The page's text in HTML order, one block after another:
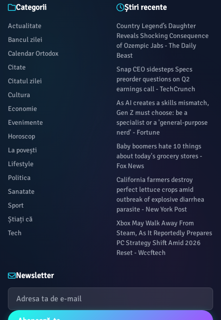
Categorii
Actualitate
Bancul zilei
Calendar Ortodox
Citate
Citatul zilei
Cultura
Economie
Evenimente
Horoscop
La povești
Lifestyle
Politica
Sanatate
Sport
Știați că
Tech
Știri recente
Country Legend’s Daughter
Reveals Shocking Consequence
of Ozempic Jabs - The Daily
Beast
Snap CEO sidesteps Specs
preorder questions on Q2
earnings call - TechCrunch
As AI creates a skills mismatch,
Gen Z must choose: be a
specialist or a 'general-purpose
nerd' - Fortune
Baby boomers hate 10 things
about today's grocery stores -
Fox News
California farmers destroy
perfect lettuce crops amid
outbreak of explosive diarrhea
parasite - New York Post
Xbox May Walk Away From
Steam, As It Reportedly Prepares
PC Strategy Shift Amid 2026
Reset - Wccftech
Newsletter